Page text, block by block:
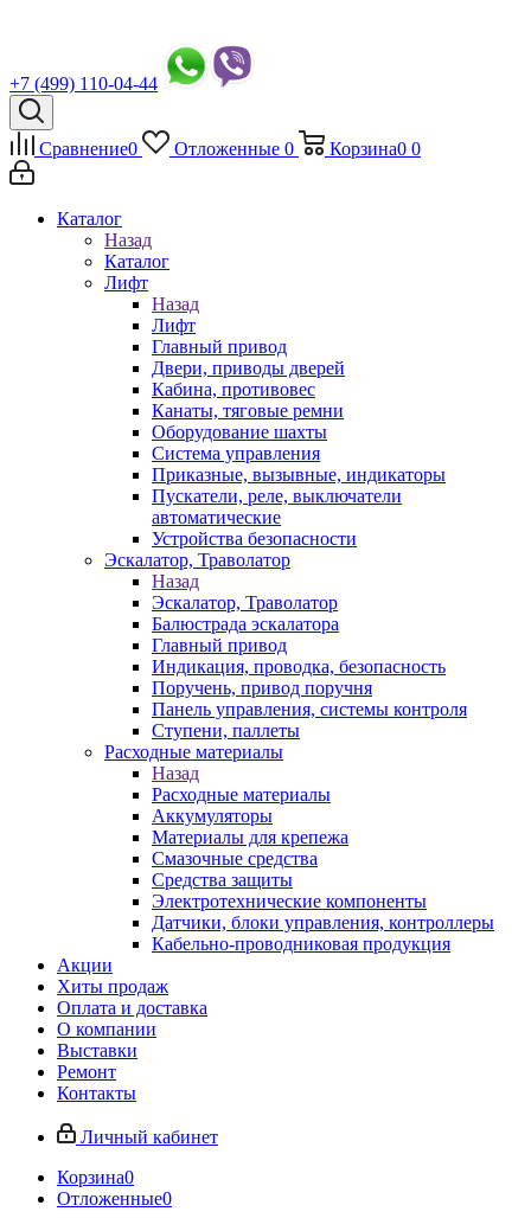
+7 (499) 110-04-44
Сравнение0 Отложенные 0 Корзина0 0
Каталог
Назад
Каталог
Лифт
Назад
Лифт
Главный привод
Двери, приводы дверей
Кабина, противовес
Канаты, тяговые ремни
Оборудование шахты
Система управления
Приказные, вызывные, индикаторы
Пускатели, реле, выключатели
автоматические
Устройства безопасности
Эскалатор, Траволатор
Назад
Эскалатор, Траволатор
Балюстрада эскалатора
Главный привод
Индикация, проводка, безопасность
Поручень, привод поручня
Панель управления, системы контроля
Ступени, паллеты
Расходные материалы
Назад
Расходные материалы
Аккумуляторы
Материалы для крепежа
Смазочные средства
Средства защиты
Электротехнические компоненты
Датчики, блоки управления, контроллеры
Кабельно-проводниковая продукция
Акции
Хиты продаж
Оплата и доставка
О компании
Выставки
Ремонт
Контакты
Личный кабинет
Корзина0
Отложенные0